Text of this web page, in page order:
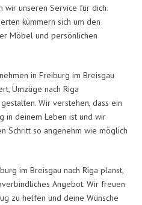
wir unseren Service für dich.
kümmern sich um den
Möbel und persönlichen
in Freiburg im Breisgau
Umzüge nach Riga
Wir verstehen, dass ein
in deinem Leben ist und wir
Schritt so angenehm wie möglich
im Breisgau nach Riga planst,
Angebot. Wir freuen
zu helfen und deine Wünsche